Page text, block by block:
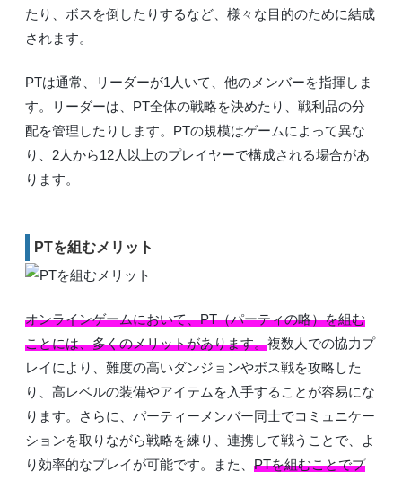
たり、ボスを倒したりするなど、様々な目的のために結成
されます。
PTは通常、リーダーが1人いて、他のメンバーを指揮しま
す。リーダーは、PT全体の戦略を決めたり、戦利品の分
配を管理したりします。PTの規模はゲームによって異な
り、2人から12人以上のプレイヤーで構成される場合があ
ります。
PTを組むメリット
オンラインゲームにおいて、PT（パーティの略）を組む
ことには、多くのメリットがあります。複数人での協力プ
レイにより、難度の高いダンジョンやボス戦を攻略した
り、高レベルの装備やアイテムを入手することが容易にな
ります。さらに、パーティーメンバー同士でコミュニケー
ションを取りながら戦略を練り、連携して戦うことで、よ
り効率的なプレイが可能です。また、 PTを組むことでプ